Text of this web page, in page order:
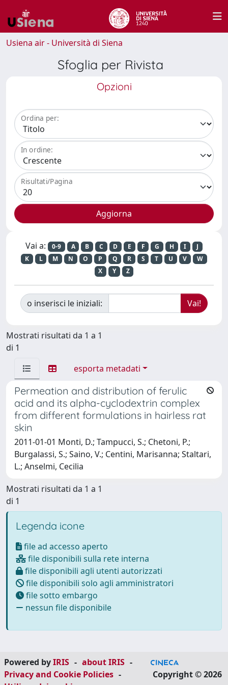
Usiena air - Università di Siena
Sfoglia per Rivista
Opzioni
Ordina per:
In ordine:
Risultati/Pagina
Vai a: 0-9 A B C D E F G H I
J
K
L M N O P Q R S T U V
W
X
Y Z
o inserisci le iniziali:
Mostrati risultati da 1 a 1
di 1
esporta metadati
Permeation and distribution of ferulic
acid and its alpha-cyclodextrin complex
from different formulations in hairless rat
skin
2011-01-01 Monti, D.; Tampucci, S.; Chetoni, P.;
Burgalassi, S.; Saino, V.; Centini, Marisanna; Staltari,
L.; Anselmi, Cecilia
Mostrati risultati da 1 a 1
di 1
Legenda icone
file ad accesso aperto
file disponibili sulla rete interna
file disponibili agli utenti autorizzati
file disponibili solo agli amministratori
file sotto embargo
nessun file disponibile
Powered byIRIS - about IRIS -
Privacy and Cookie Policies -
Copyright © 2026